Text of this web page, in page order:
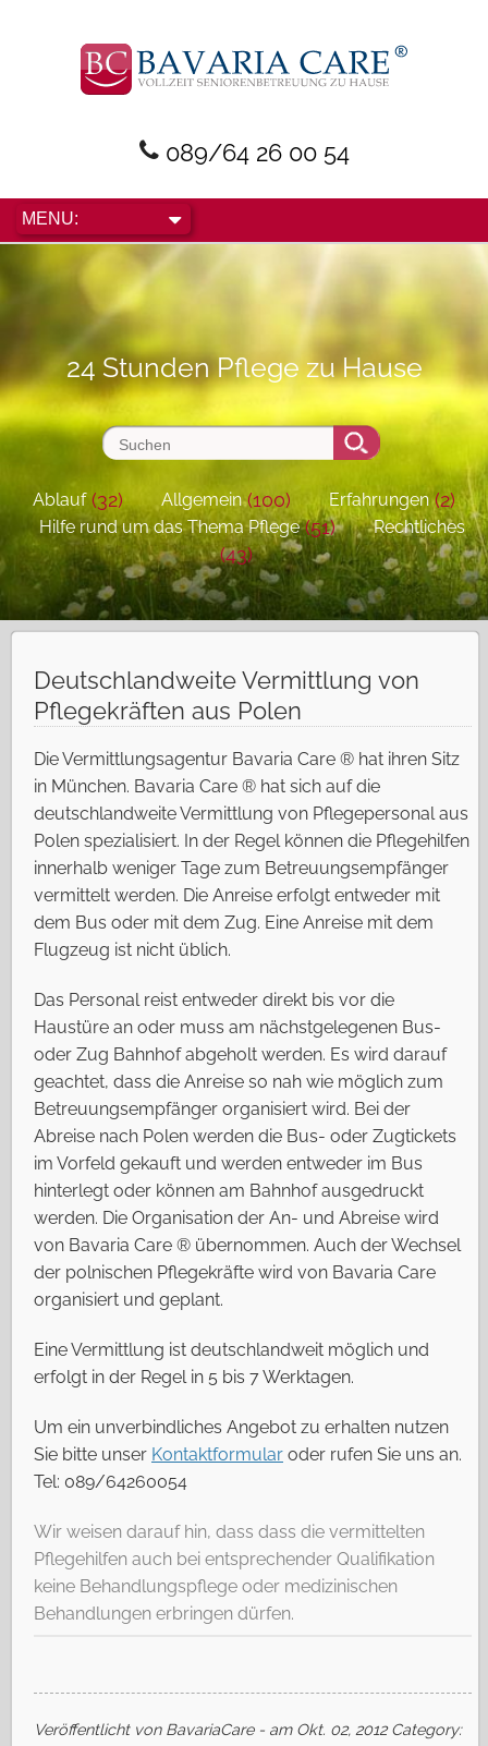
089/64 26 00 54
24 Stunden Pflege zu Hause
Ablauf(32) Allgemein(100) Erfahrungen(2)
Hilfe rund um das Thema Pflege(51) Rechtliches
(43)
Deutschlandweite Vermittlung von
Pflegekräften aus Polen
Die Vermittlungsagentur Bavaria Care ® hat ihren Sitz
in München. Bavaria Care ® hat sich auf die
deutschlandweite Vermittlung von Pflegepersonal aus
Polen spezialisiert. In der Regel können die Pflegehilfen
innerhalb weniger Tage zum Betreuungsempfänger
vermittelt werden. Die Anreise erfolgt entweder mit
dem Bus oder mit dem Zug. Eine Anreise mit dem
Flugzeug ist nicht üblich.
Das Personal reist entweder direkt bis vor die
Haustüre an oder muss am nächstgelegenen Bus-
oder Zug Bahnhof abgeholt werden. Es wird darauf
geachtet, dass die Anreise so nah wie möglich zum
Betreuungsempfänger organisiert wird. Bei der
Abreise nach Polen werden die Bus- oder Zugtickets
im Vorfeld gekauft und werden entweder im Bus
hinterlegt oder können am Bahnhof ausgedruckt
werden. Die Organisation der An- und Abreise wird
von Bavaria Care ® übernommen. Auch der Wechsel
der polnischen Pflegekräfte wird von Bavaria Care
organisiert und geplant.
Eine Vermittlung ist deutschlandweit möglich und
erfolgt in der Regel in 5 bis 7 Werktagen.
Um ein unverbindliches Angebot zu erhalten nutzen
Sie bitte unser Kontaktformular oder rufen Sie uns an.
Tel: 089/64260054
Wir weisen darauf hin, dass dass die vermittelten
Pflegehilfen auch bei entsprechender Qualifikation
keine Behandlungspflege oder medizinischen
Behandlungen erbringen dürfen.
Veröffentlicht von BavariaCare - am Okt. 02, 2012 Category: